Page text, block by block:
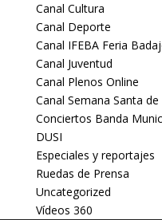
Canal Cultura
Canal Deporte
Canal IFEBA Feria
Canal Juventud
Canal Plenos Online
Canal Semana Santa
Conciertos Banda
DUSI
Especiales y reportajes
Ruedas de Prensa
Uncategorized
Vídeos 360